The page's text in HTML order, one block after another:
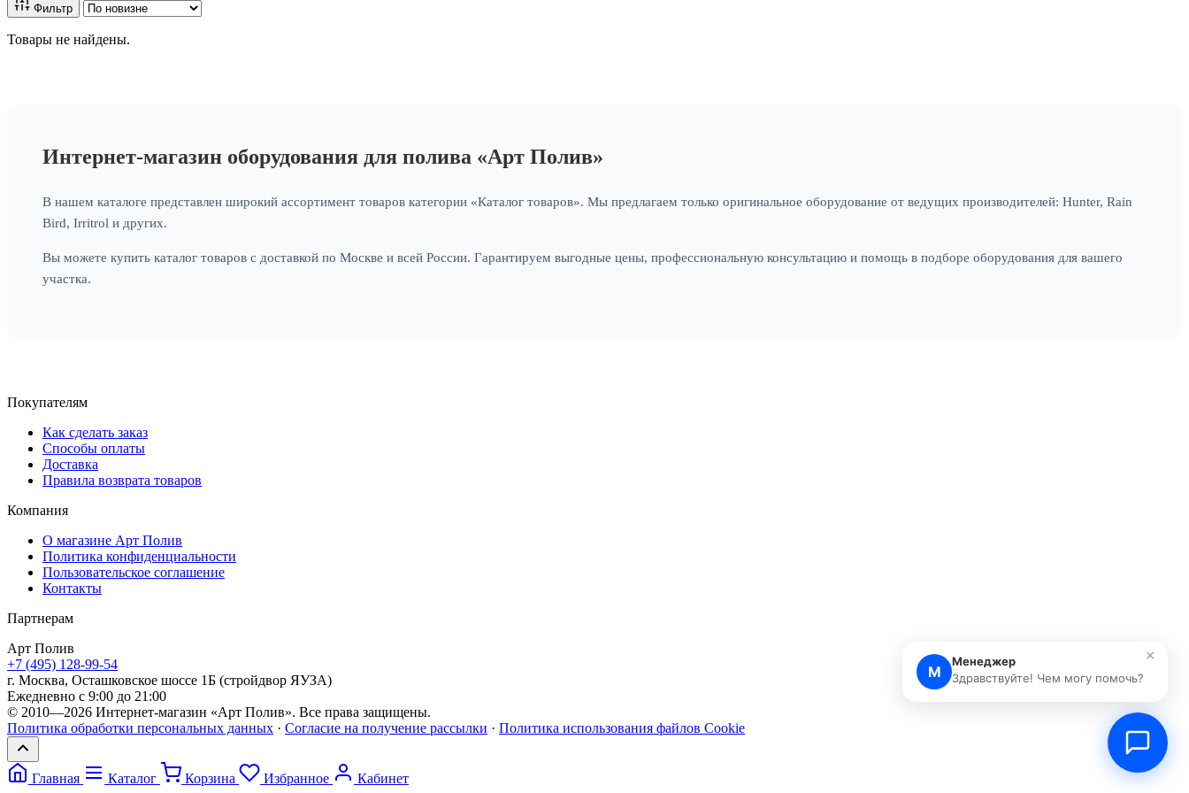
Фильтр
Товары не найдены.
Интернет-магазин оборудования для полива «Арт Полив»
В нашем каталоге представлен широкий ассортимент товаров категории «Каталог товаров». Мы предлагаем только оригинальное оборудование от ведущих производителей: Hunter, Rain
Bird, Irritrol и других.
Вы можете купить каталог товаров с доставкой по Москве и всей России. Гарантируем выгодные цены, профессиональную консультацию и помощь в подборе оборудования для вашего
участка.
Покупателям
Как сделать заказ
Способы оплаты
Доставка
Правила возврата товаров
Компания
О магазине Арт Полив
Политика конфиденциальности
Пользовательское соглашение
Контакты
Партнерам
Арт Полив
+7 (495) 128-99-54
г. Москва, Осташковское шоссе 1Б (стройдвор ЯУЗА)
Ежедневно с 9:00 до 21:00
© 2010—2026 Интернет-магазин «Арт Полив». Все права защищены.
Политика обработки персональных данных · Согласие на получение рассылки · Политика использования файлов Cookie
М
Менеджер
Здравствуйте! Чем могу помочь?
×
Главная Каталог Корзина Избранное Кабинет